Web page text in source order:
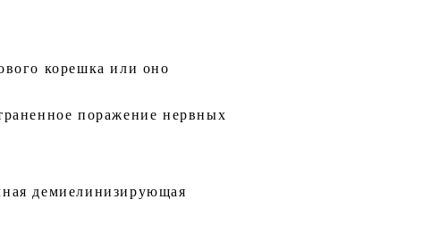
корешка или оно
поражение нервных
демиелинизирующая